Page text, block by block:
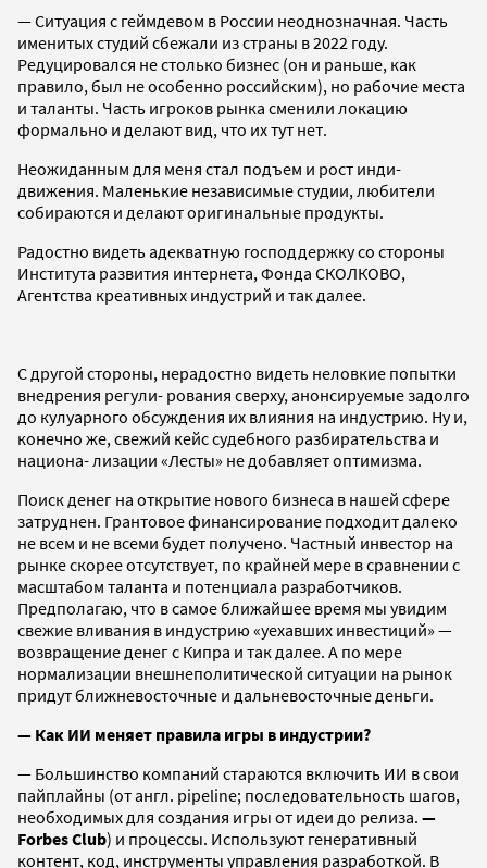
— Ситуация с геймдевом в России неоднозначная. Часть
именитых студий сбежали из страны в 2022 году.
Редуцировался не столько бизнес (он и раньше, как
правило, был не особенно российским), но рабочие места
и таланты. Часть игроков рынка сменили локацию
формально и делают вид, что их тут нет.
Неожиданным для меня стал подъем и рост инди-
движения. Маленькие независимые студии, любители
собираются и делают оригинальные продукты.
Радостно видеть адекватную господдержку со стороны
Института развития интернета, Фонда СКОЛКОВО,
Агентства креативных индустрий и так далее.
С другой стороны, нерадостно видеть неловкие попытки
внедрения регули- рования сверху, анонсируемые задолго
до кулуарного обсуждения их влияния на индустрию. Ну и,
конечно же, свежий кейс судебного разбирательства и
национа- лизации «Лесты» не добавляет оптимизма.
Поиск денег на открытие нового бизнеса в нашей сфере
затруднен. Грантовое финансирование подходит далеко
не всем и не всеми будет получено. Частный инвестор на
рынке скорее отсутствует, по крайней мере в сравнении с
масштабом таланта и потенциала разработчиков.
Предполагаю, что в самое ближайшее время мы увидим
свежие вливания в индустрию «уехавших инвестиций» —
возвращение денег с Кипра и так далее. А по мере
нормализации внешнеполитической ситуации на рынок
придут ближневосточные и дальневосточные деньги.
— Как ИИ меняет правила игры в индустрии?
— Большинство компаний стараются включить ИИ в свои
пайплайны (от англ. pipeline; последовательность шагов,
необходимых для создания игры от идеи до релиза. —
Forbes Club) и процессы. Используют генеративный
контент, код, инструменты управления разработкой. В